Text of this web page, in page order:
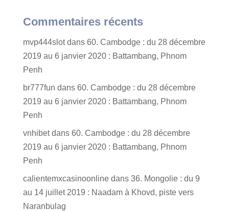
Commentaires récents
mvp444slotdans 60. Cambodge : du 28 décembre
2019 au 6 janvier 2020 : Battambang, Phnom
Penh
br777fun dans 60. Cambodge : du 28 décembre
2019 au 6 janvier 2020 : Battambang, Phnom
Penh
vnhibetdans 60. Cambodge : du 28 décembre
2019 au 6 janvier 2020 : Battambang, Phnom
Penh
calientemxcasinoonlinedans 36. Mongolie : du 9
au 14 juillet 2019 : Naadam à Khovd, piste vers
Naranbulag